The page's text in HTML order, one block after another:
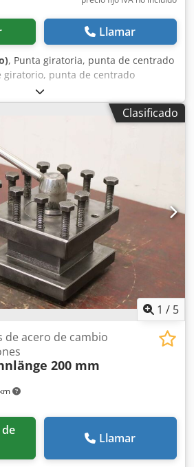
Llamar
, Punta giratoria, punta de centrado
giratorio, punta de centrado
para torno, punta de centrado,
Lenze ABW, punta de
ZN 204 - Cono morse: MK4 -
mm Cjdpfx Akex H Iw Dekerf -
Clasificado
1 / 5
acero de cambio
200 mm
Llamar